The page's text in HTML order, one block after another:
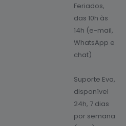
Feriados,
das 10h às
14h (e-mail,
WhatsApp e
chat)
Suporte Eva,
disponível
24h, 7 dias
por semana